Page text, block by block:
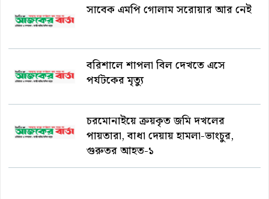
সাবেক এমপি গোলাম সরোয়ার আর নেই
বরিশালে শাপলা বিল দেখতে এসে
পর্যটকের মৃত্যু
চরমোনাইয়ে ক্রয়কৃত জমি দখলের
পায়তারা, বাধা দেয়ায় হামলা-ভাংচুর,
গুরুতর আহত-১